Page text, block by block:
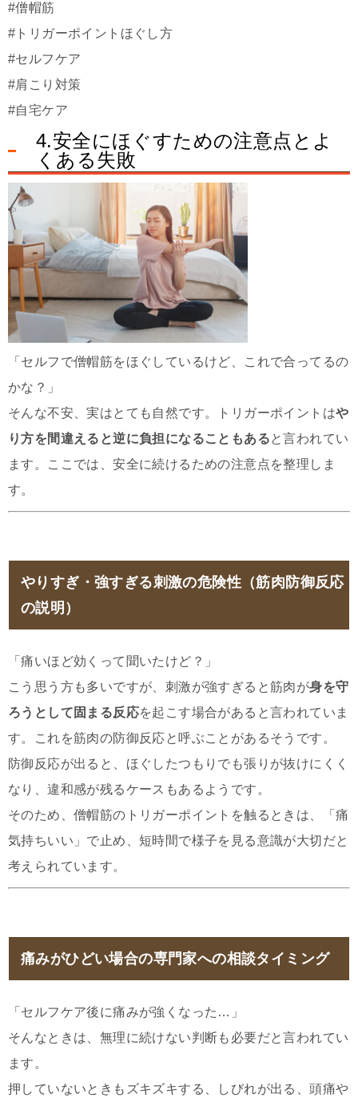
#僧帽筋
#トリガーポイントほぐし方
#セルフケア
#肩こり対策
#自宅ケア
4.安全にほぐすための注意点とよ
くある失敗
「セルフで僧帽筋をほぐしているけど、これで合ってるの
かな？」
そんな不安、実はとても自然です。トリガーポイントはや
り方を間違えると逆に負担になることもあると言われてい
ます。ここでは、安全に続けるための注意点を整理しま
す。
やりすぎ・強すぎる刺激の危険性（筋肉防御反応
の説明）
「痛いほど効くって聞いたけど？」
こう思う方も多いですが、刺激が強すぎると筋肉が身を守
ろうとして固まる反応を起こす場合があると言われていま
す。これを筋肉の防御反応と呼ぶことがあるそうです。
防御反応が出ると、ほぐしたつもりでも張りが抜けにくく
なり、違和感が残るケースもあるようです。
そのため、僧帽筋のトリガーポイントを触るときは、「痛
気持ちいい」で止め、短時間で様子を見る意識が大切だと
考えられています。
痛みがひどい場合の専門家への相談タイミング
「セルフケア後に痛みが強くなった…」
そんなときは、無理に続けない判断も必要だと言われてい
ます。
押していないときもズキズキする、しびれが出る、頭痛や